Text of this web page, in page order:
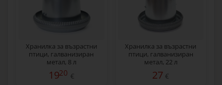
Хранилка за възрастни
птици, галванизиран
метал, 8 л
1920 €
Хранилка за възрастни
птици, галванизиран
метал, 22 л
27 €